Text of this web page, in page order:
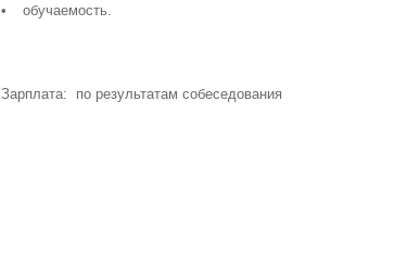
обучаемость.
Зарплата: по результатам собеседования